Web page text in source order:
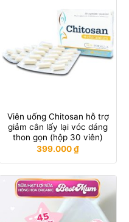
Viên uống Chitosan hỗ trợ
giảm cân lấy lại vóc dáng
thon gọn (hộp 30 viên)
399.000₫